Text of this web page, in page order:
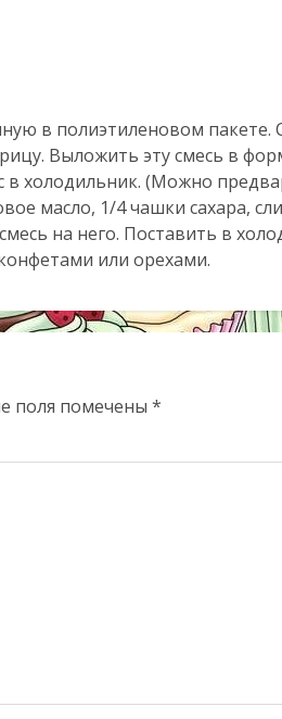
в полиэтиленовом пакете.
Выложить эту смесь в
в холодильник. (Можно
масло, 1/4 чашки сахара,
на него. Поставить в
или орехами.
поля помечены *